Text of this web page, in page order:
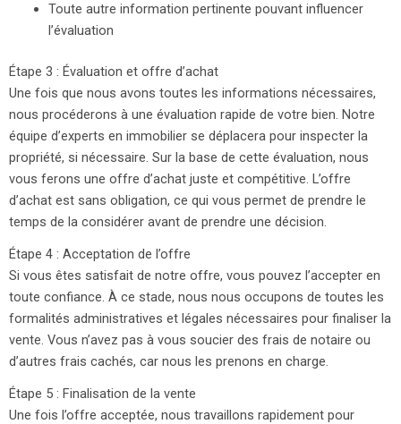
Toute autre information pertinente pouvant influencer
l’évaluation
Étape 3 : Évaluation et offre d’achat
Une fois que nous avons toutes les informations nécessaires,
nous procéderons à une évaluation rapide de votre bien. Notre
équipe d’experts en immobilier se déplacera pour inspecter la
propriété, si nécessaire. Sur la base de cette évaluation, nous
vous ferons une offre d’achat juste et compétitive. L’offre
d’achat est sans obligation, ce qui vous permet de prendre le
temps de la considérer avant de prendre une décision.
Étape 4 : Acceptation de l’offre
Si vous êtes satisfait de notre offre, vous pouvez l’accepter en
toute confiance. À ce stade, nous nous occupons de toutes les
formalités administratives et légales nécessaires pour finaliser la
vente. Vous n’avez pas à vous soucier des frais de notaire ou
d’autres frais cachés, car nous les prenons en charge.
Étape 5 : Finalisation de la vente
Une fois l’offre acceptée, nous travaillons rapidement pour